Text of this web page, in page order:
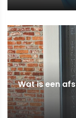
Wat is een